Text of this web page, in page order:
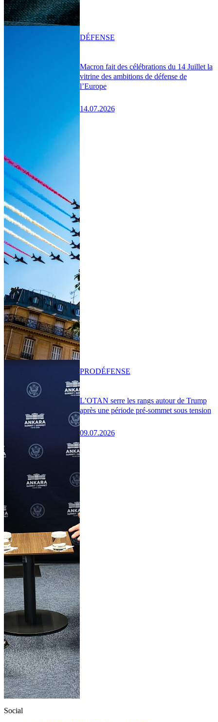
Macron fait des célébrations du 14 Juillet la
vitrine des ambitions de défense de
l’Europe
14.07.2026
DÉFENSE
L’OTAN serre les rangs autour de Trump
après une période pré-sommet sous tension
09.07.2026
PRODÉFENSE
Social